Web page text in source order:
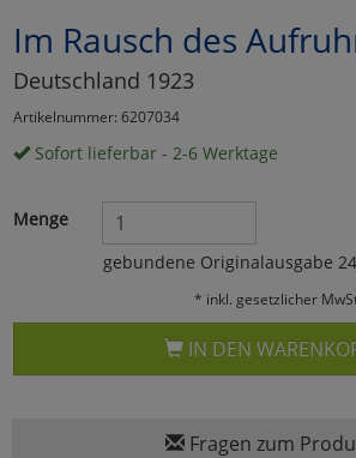
Im Rausch des
Deutschland 1923
Artikelnummer: 6207034
Sofort lieferbar - 2-6 Werktage
Menge
gebundene Originalausgabe
* inkl. gesetzlicher
IN DEN
Fragen zum
Marketing
Umfragetools
Cookies
Alle Akzeptieren
Cookies
Einstellungen
zurückzu